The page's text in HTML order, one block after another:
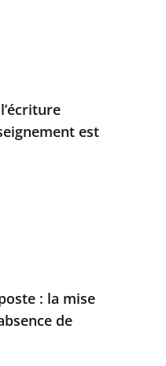
est
: la mise
de